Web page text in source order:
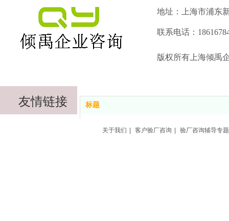
友情链接 标题
上海倾禹咨询第三网站
地址：上海市浦东
联系电话：
版权所有上海倾
关于我们 客户验厂咨询 验厂咨询辅导专题